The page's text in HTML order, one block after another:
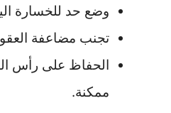
وضع حد للخسارة
تجنب مضاعفة
الحفاظ على رأس
ممكنة.